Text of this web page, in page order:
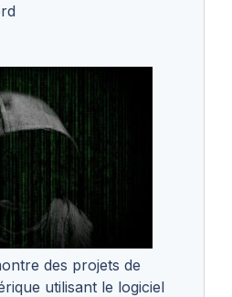
des projets de
utilisant le logiciel